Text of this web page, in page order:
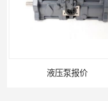
液压泵价格